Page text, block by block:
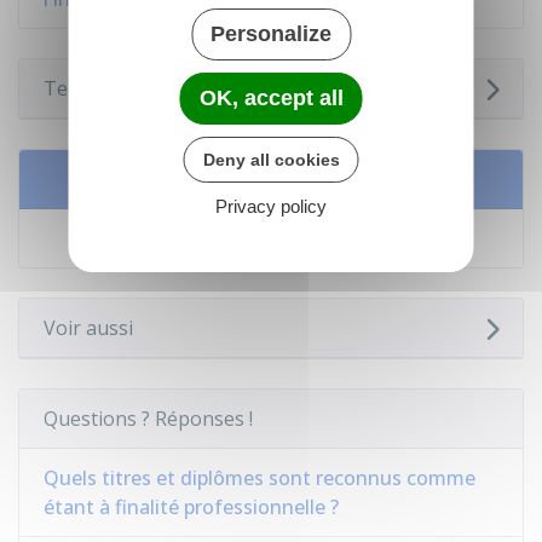
Textes de référence
Services en ligne et formulaires
Voir aussi
Questions ? Réponses !
Quels titres et diplômes sont reconnus comme
étant à finalité professionnelle ?
Personalize
OK, accept all
Deny all cookies
Privacy policy